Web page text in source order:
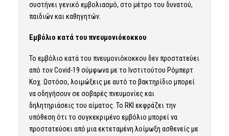
συστήνει γενικό εμβολιασμό, στο μέτρο του δυνατού,
παιδιών και καθηγητών.
Εμβόλιο κατά του πνευμονιόκοκκου
Το εμβόλιο κατά του πνευμονιόκοκκου δεν προστατεύει
από τον Covid-19 σύμφωνα με το Ινστιτούτου Ρόμπερτ
Κοχ. Ωστόσο, λοιμώξεις με αυτό το βακτηρίδιο μπορεί
να οδηγήσουν σε σοβαρές πνευμονίες και
δηλητηριάσεις του αίματος. Το RKI εκφράζει την
υπόθεση ότι το συγκεκριμένο εμβόλιο μπορεί να
προστατεύσει από μια εκτεταμένη λοίμωξη ασθενείς με